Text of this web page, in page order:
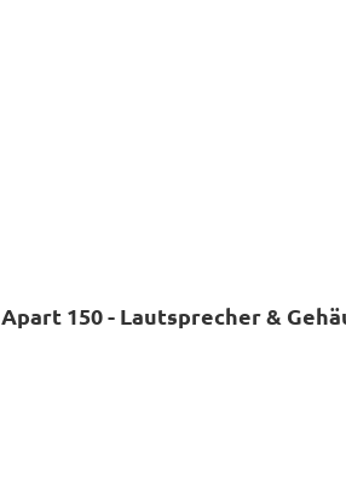
Apart 150 - Lautsprecher &